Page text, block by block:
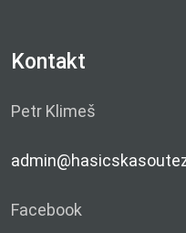
Kontakt
Petr Klimeš
Facebook